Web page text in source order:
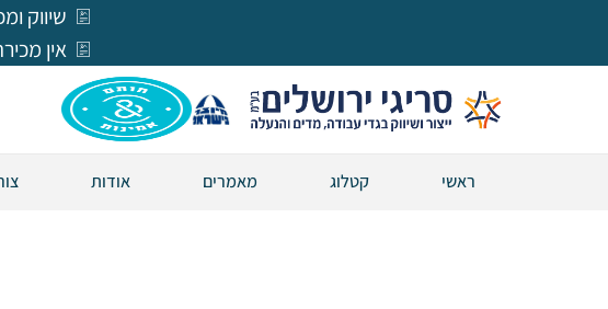
שיווק
אין
ראשי קטלוג מאמרים אודות